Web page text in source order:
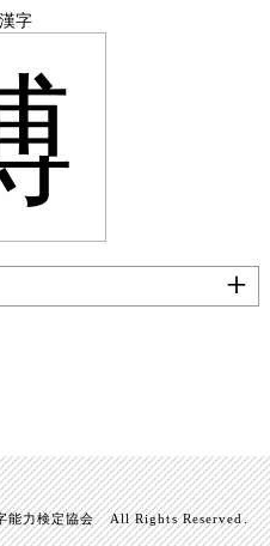
字
力検定協会 All Rights Reserved.